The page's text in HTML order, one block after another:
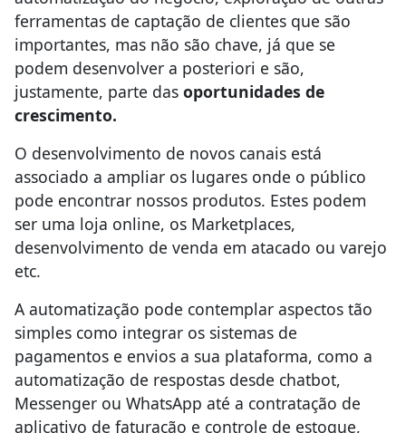
ferramentas de captação de clientes que são
importantes, mas não são chave, já que se
podem desenvolver a posteriori e são,
justamente, parte das oportunidades de
crescimento.
O desenvolvimento de novos canais está
associado a ampliar os lugares onde o público
pode encontrar nossos produtos. Estes podem
ser uma loja online, os Marketplaces,
desenvolvimento de venda em atacado ou varejo
etc.
A automatização pode contemplar aspectos tão
simples como integrar os sistemas de
pagamentos e envios a sua plataforma, como a
automatização de respostas desde chatbot,
Messenger ou WhatsApp até a contratação de
aplicativo de faturação e controle de estoque,